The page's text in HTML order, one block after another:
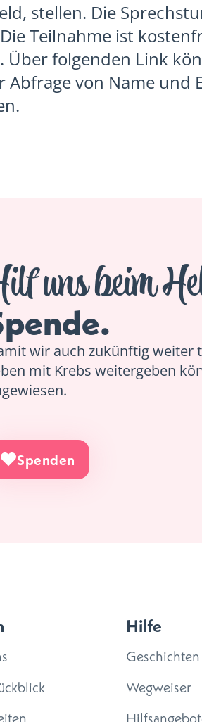
stellen. Die
Teilnahme ist
folgenden Link
von Name und
uns beim
wir auch zukünftig weiter
mit Krebs weitergeben
Spenden
Hilfe
Geschichten
Wegweiser